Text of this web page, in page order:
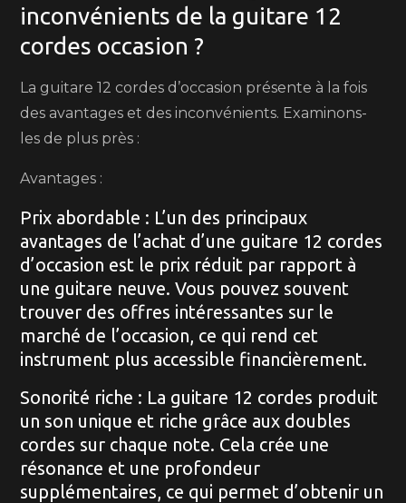
inconvénients de la guitare 12
cordes occasion ?
La guitare 12 cordes d’occasion présente à la fois
des avantages et des inconvénients. Examinons-
les de plus près :
Avantages :
Prix abordable : L’un des principaux
avantages de l’achat d’une guitare 12 cordes
d’occasion est le prix réduit par rapport à
une guitare neuve. Vous pouvez souvent
trouver des offres intéressantes sur le
marché de l’occasion, ce qui rend cet
instrument plus accessible financièrement.
Sonorité riche : La guitare 12 cordes produit
un son unique et riche grâce aux doubles
cordes sur chaque note. Cela crée une
résonance et une profondeur
supplémentaires, ce qui permet d’obtenir un